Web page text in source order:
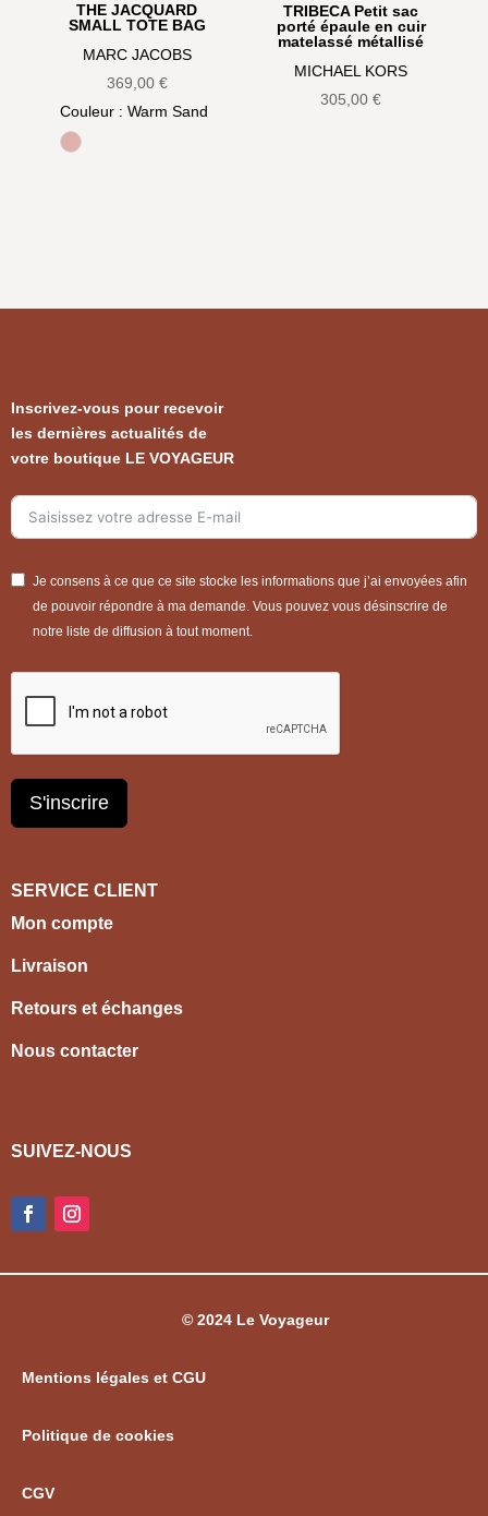
THE JACQUARD
SMALL TOTE BAG
MARC JACOBS
369,00 €
Couleur : Warm Sand
Rose
TRIBECA Petit sac
porté épaule en cuir
matelassé métallisé
MICHAEL KORS
305,00€
Inscrivez-vous pour recevoir
les dernières actualités de
votre boutique LE VOYAGEUR
Je consens à ce que ce site stocke les informations que j’ai envoyées afin
de pouvoir répondre à ma demande. Vous pouvez vous désinscrire de
notre liste de diffusion à tout moment.
S'inscrire
SERVICE CLIENT
Mon compte
Livraison
Retours et échanges
Nous contacter
SUIVEZ-NOUS
© 2024 Le Voyageur
Mentions légales et CGU
Politique de cookies
CGV